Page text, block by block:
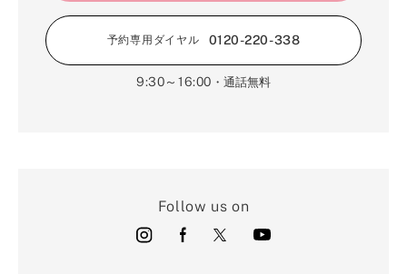
予約専用ダイヤル 0120-220-338
9:30～16:00 ・通話無料
Follow us on